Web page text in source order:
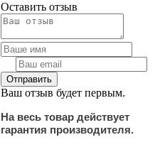
Оставить отзыв
Ваш отзыв будет первым.
На весь товар действует
гарантия производителя.